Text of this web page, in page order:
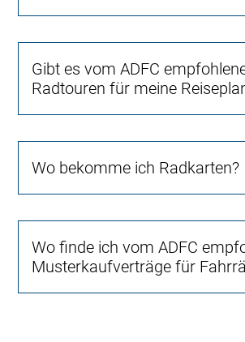
Gibt es vom ADFC
Radtouren für meine
Wo bekomme ich Radkarten?
Wo finde ich vom ADFC
Musterkaufverträge für